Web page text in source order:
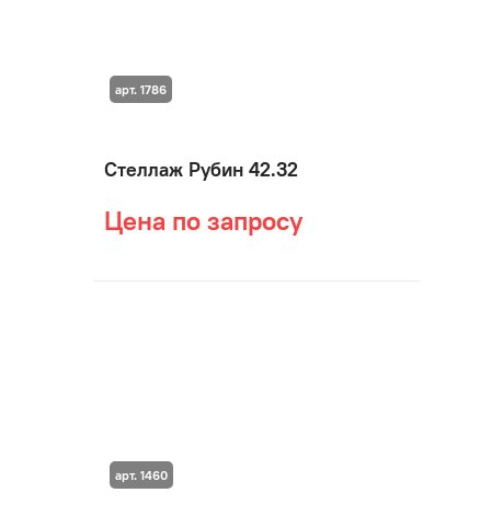
Стеллаж Рубин 42.32
Цена по запросу
арт. 1786
арт. 1460